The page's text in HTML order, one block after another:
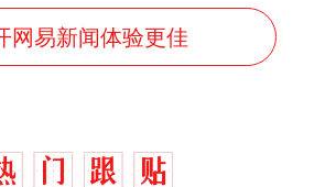
网易新闻体验更佳